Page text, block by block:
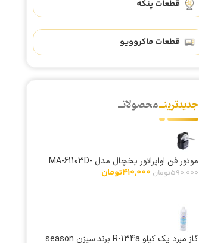
قطعات پنکه
قطعات ماکروویو
جدیدترینــمحصولاتــ
موتور فن اواپراتور یخچال مدل MA-61103D-
EM توان 7 وات کامتک
590,000تومان 410,000تومان
گاز مبرد یک کیلو R-134a برند سیزن season